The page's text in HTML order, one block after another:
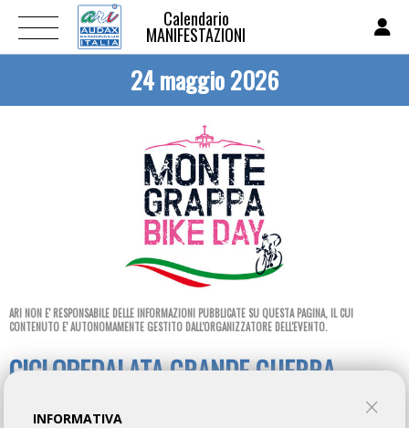
Calendario
MANIFESTAZIONI
24 maggio 2026
ARI NON E' RESPONSABILE DELLE INFORMAZIONI PUBBLICATE SU QUESTA PAGINA, IL CUI
CONTENUTO E' AUTONOMAMENTE GESTITO DALL'ORGANIZZATORE DELL'EVENTO.
CICLOPEDALATA GRANDE GUERRA
MONTEGRAPPA BIKE DAY ASD
INFORMATIVA